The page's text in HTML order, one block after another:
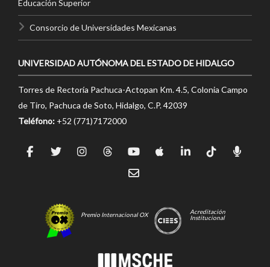
Educación Superior
Consorcio de Universidades Mexicanas
UNIVERSIDAD AUTÓNOMA DEL ESTADO DE HIDALGO
Torres de Rectoría Pachuca-Actopan Km. 4.5, Colonia Campo
de Tiro, Pachuca de Soto, Hidalgo, C.P. 42039
Teléfono: +52 (771)7172000
Premio Internacional OX
Acreditación
Institucional